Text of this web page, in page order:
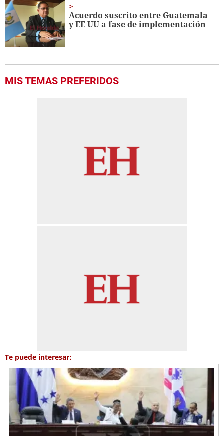
Acuerdo suscrito entre Guatemala
y EE UU a fase de implementación
MIS TEMAS PREFERIDOS
Te puede interesar: